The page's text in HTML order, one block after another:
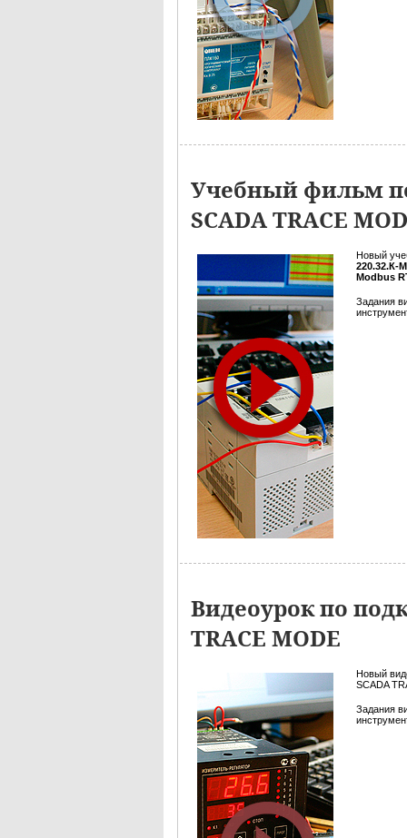
Учебный фильм
SCADA TRACE
Новый
220.32.К-
Modbus
Задания
Видеоурок по
TRACE MODE
Новый
SCADA
Задания